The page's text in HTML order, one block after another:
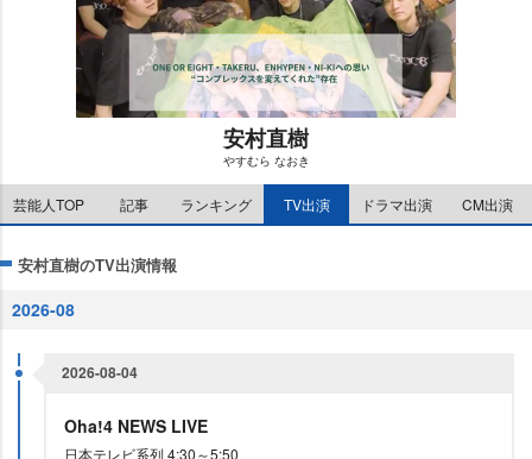
M
u
t
安村直樹
すむら なおき
芸能人TOP 記事 ランキング TV出演 ドラマ出演 CM出演
安村直樹のTV出演情報
2026-08
2026-08-04
Oha!4 NEWS LIVE
日本テレビ系列 4:30～5:50